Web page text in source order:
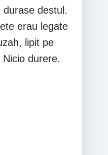
destul.
erau legate
lipit pe
durere.